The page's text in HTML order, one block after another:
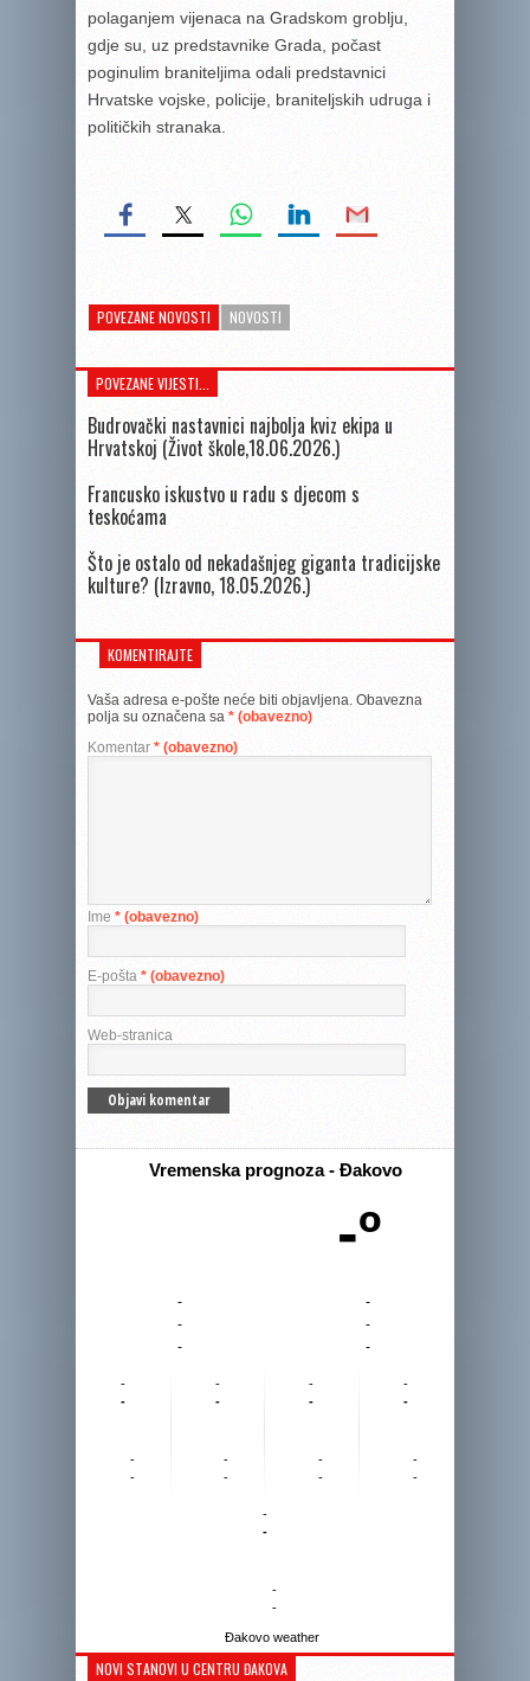
polaganjem vijenaca na Gradskom groblju,
gdje su, uz predstavnike Grada, počast
poginulim braniteljima odali predstavnici
Hrvatske vojske, policije, braniteljskih udruga i
političkih stranaka.
POVEZANE NOVOSTI NOVOSTI
POVEZANE VIJESTI...
Budrovački nastavnici najbolja kviz ekipa u
Hrvatskoj (Život škole,18.06.2026.)
Francusko iskustvo u radu s djecom s
teskoćama
Što je ostalo od nekadašnjeg giganta tradicijske
kulture? (Izravno, 18.05.2026.)
KOMENTIRAJTE
Vaša adresa e-pošte neće biti objavljena. Obavezna
polja su označena sa * (obavezno)
Komentar * (obavezno)
Ime * (obavezno)
E-pošta * (obavezno)
Web-stranica
Vremenska prognoza - Đakovo
-º
-
-
-
-
-
-
-
-
-
-
-
-
-
-
-
-
-
-
-
-
-
-
-
-
-
-
Đakovo weather
NOVI STANOVI U CENTRU ĐAKOVA